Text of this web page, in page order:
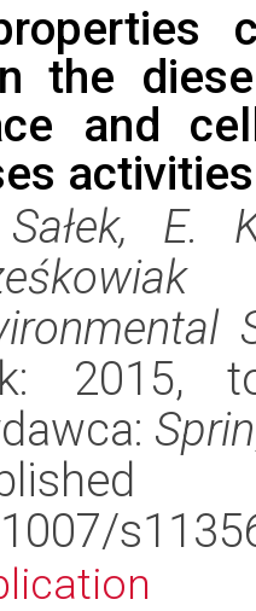
the
and
activities
E.
2015,